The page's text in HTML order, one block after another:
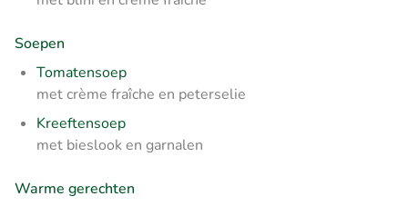
Soepen
Tomatensoep
met crème fraîche en peterselie
Kreeftensoep
met bieslook en garnalen
Warme gerechten